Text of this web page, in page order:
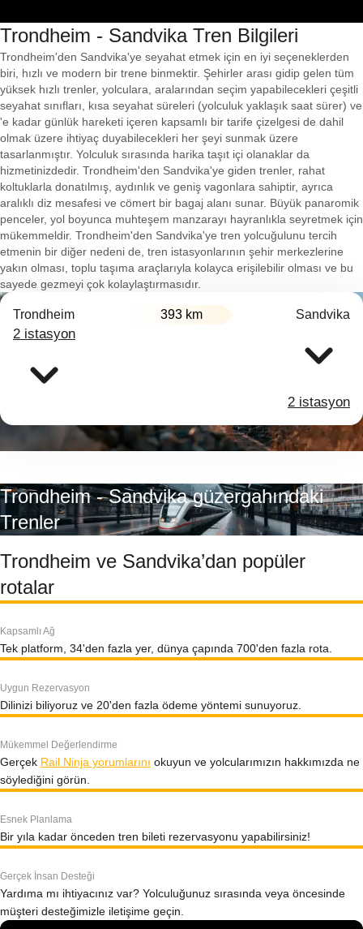
Trondheim - Sandvika Tren Bilgileri
Trondheim'den Sandvika'ye seyahat etmek için en iyi seçeneklerden
biri, hızlı ve modern bir trene binmektir. Şehirler arası gidip gelen tüm
yüksek hızlı trenler, yolculara, aralarından seçim yapabilecekleri çeşitli
seyahat sınıfları, kısa seyahat süreleri (yolculuk yaklaşık saat sürer) ve
'e kadar günlük hareketi içeren kapsamlı bir tarife çizelgesi de dahil
olmak üzere ihtiyaç duyabilecekleri her şeyi sunmak üzere
tasarlanmıştır. Yolculuk sırasında harika taşıt içi olanaklar da
hizmetinizdedir. Trondheim'den Sandvika'ye giden trenler, rahat
koltuklarla donatılmış, aydınlık ve geniş vagonlara sahiptir, ayrıca
aralıklı diz mesafesi ve cömert bir bagaj alanı sunar. Büyük panaromik
penceler, yol boyunca muhteşem manzarayı hayranlıkla seyretmek için
mükemmeldir. Trondheim'den Sandvika'ye tren yolcuğulunu tercih
etmenin bir diğer nedeni de, tren istasyonlarının şehir merkezlerine
yakın olması, toplu taşıma araçlarıyla kolayca erişilebilir olması ve bu
sayede gezmeyi çok kolaylaştırmasıdır.
Trondheim 393 km Sandvika
2 istasyon
2 istasyon
Trondheim - Sandvika güzergahındaki
Trenler
Trondheim ve Sandvika’dan popüler
rotalar
Kapsamlı Ağ
Tek platform, 34'den fazla yer, dünya çapında 700'den fazla rota.
Uygun Rezervasyon
Dilinizi biliyoruz ve 20'den fazla ödeme yöntemi sunuyoruz.
Mükemmel Değerlendirme
Gerçek Rail Ninja yorumlarını okuyun ve yolcularımızın hakkımızda ne
söylediğini görün.
Esnek Planlama
Bir yıla kadar önceden tren bileti rezervasyonu yapabilirsiniz!
Gerçek İnsan Desteği
Yardıma mı ihtiyacınız var? Yolculuğunuz sırasında veya öncesinde
müşteri desteğimizle iletişime geçin.